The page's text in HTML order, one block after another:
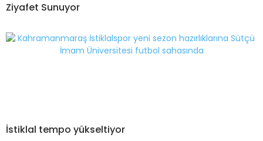
Ziyafet Sunuyor
İstiklal tempo yükseltiyor